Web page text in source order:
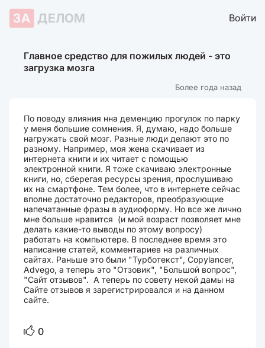
ЗА ДЕЛОМ Войти
Главное средство для пожилых людей - это
загрузка мозга
Более года назад
По поводу влияния нна деменцию прогулок по парку
у меня большие сомнения. Я, думаю, надо больше
нагружать свой мозг. Разные люди делают это по
разному. Например, моя жена скачивает из
интернета книги и их читает с помощью
электронной книги. Я тоже скачиваю электронные
книги, но, сберегая ресурсы зрения, прослушиваю
их на смартфоне. Тем более, что в интернете сейчас
вполне достаточно редакторов, преобразующие
напечатанные фразы в аудиоформу. Но все же лично
мне больше нравится (и мой возраст позволяет мне
делать какие-то выводы по этому вопросу)
работать на компьютере. В последнее время это
написание статей, комментариев на различных
сайтах. Раньше это были "Турботекст", Соpylancer,
Advego, а теперь это "Отзовик", "Большой вопрос",
"Сайт отзывов". А теперь по совету некой дамы на
Сайте отзывов я зарегистрировался и на данном
сайте.
0